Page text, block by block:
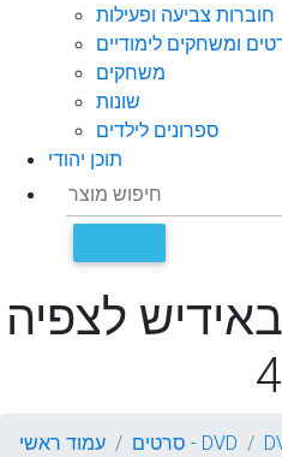
חוברות צביעה ופעילות
ומשחקים לימודיים
משחקים
שונות
ספרונים לילדים
תוכן יהודי
לצפיה
4
עמוד ראשי סרטים - DVD